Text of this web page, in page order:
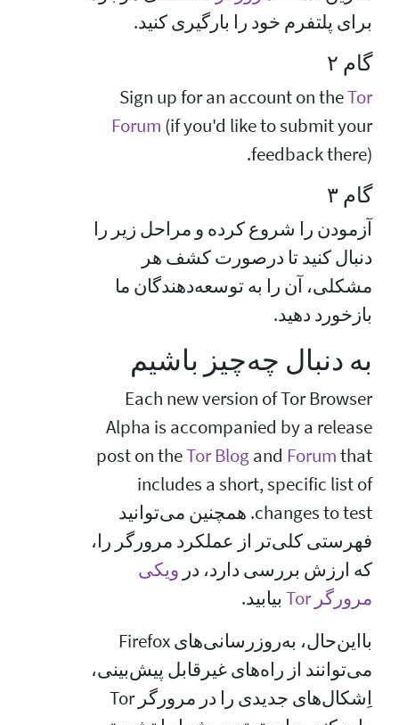
برای پلتفرم خود را بارگیری کنید.
گام ۲
Sign up for an account on theTor
Forum (if you'd like to submit your
feedback there).
گام ۳
آزمودن را شروع کرده و مراحل زیر را
دنبال کنید تا درصورت کشف هر
مشکلی، آن را به توسعه‌دهندگان ما
بازخورد دهید.
به دنبال چه‌چیز باشیم
Each new version of Tor Browser
Alpha is accompanied by a release
post on theTor Blogand Forumthat
includes a short, specific list of
changes to test. همچنین می‌توانید
فهرستی کلی‌تر از عملکرد مرورگر را،
که ارزش بررسی دارد، در ویکی
مرورگر Tor
بیابید.
بااین‌حال، به‌روزرسانی‌های Firefox
می‌توانند از راه‌های غیرقابل پیش‌بینی،
اِشکال‌های جدیدی را در مرورگر Tor